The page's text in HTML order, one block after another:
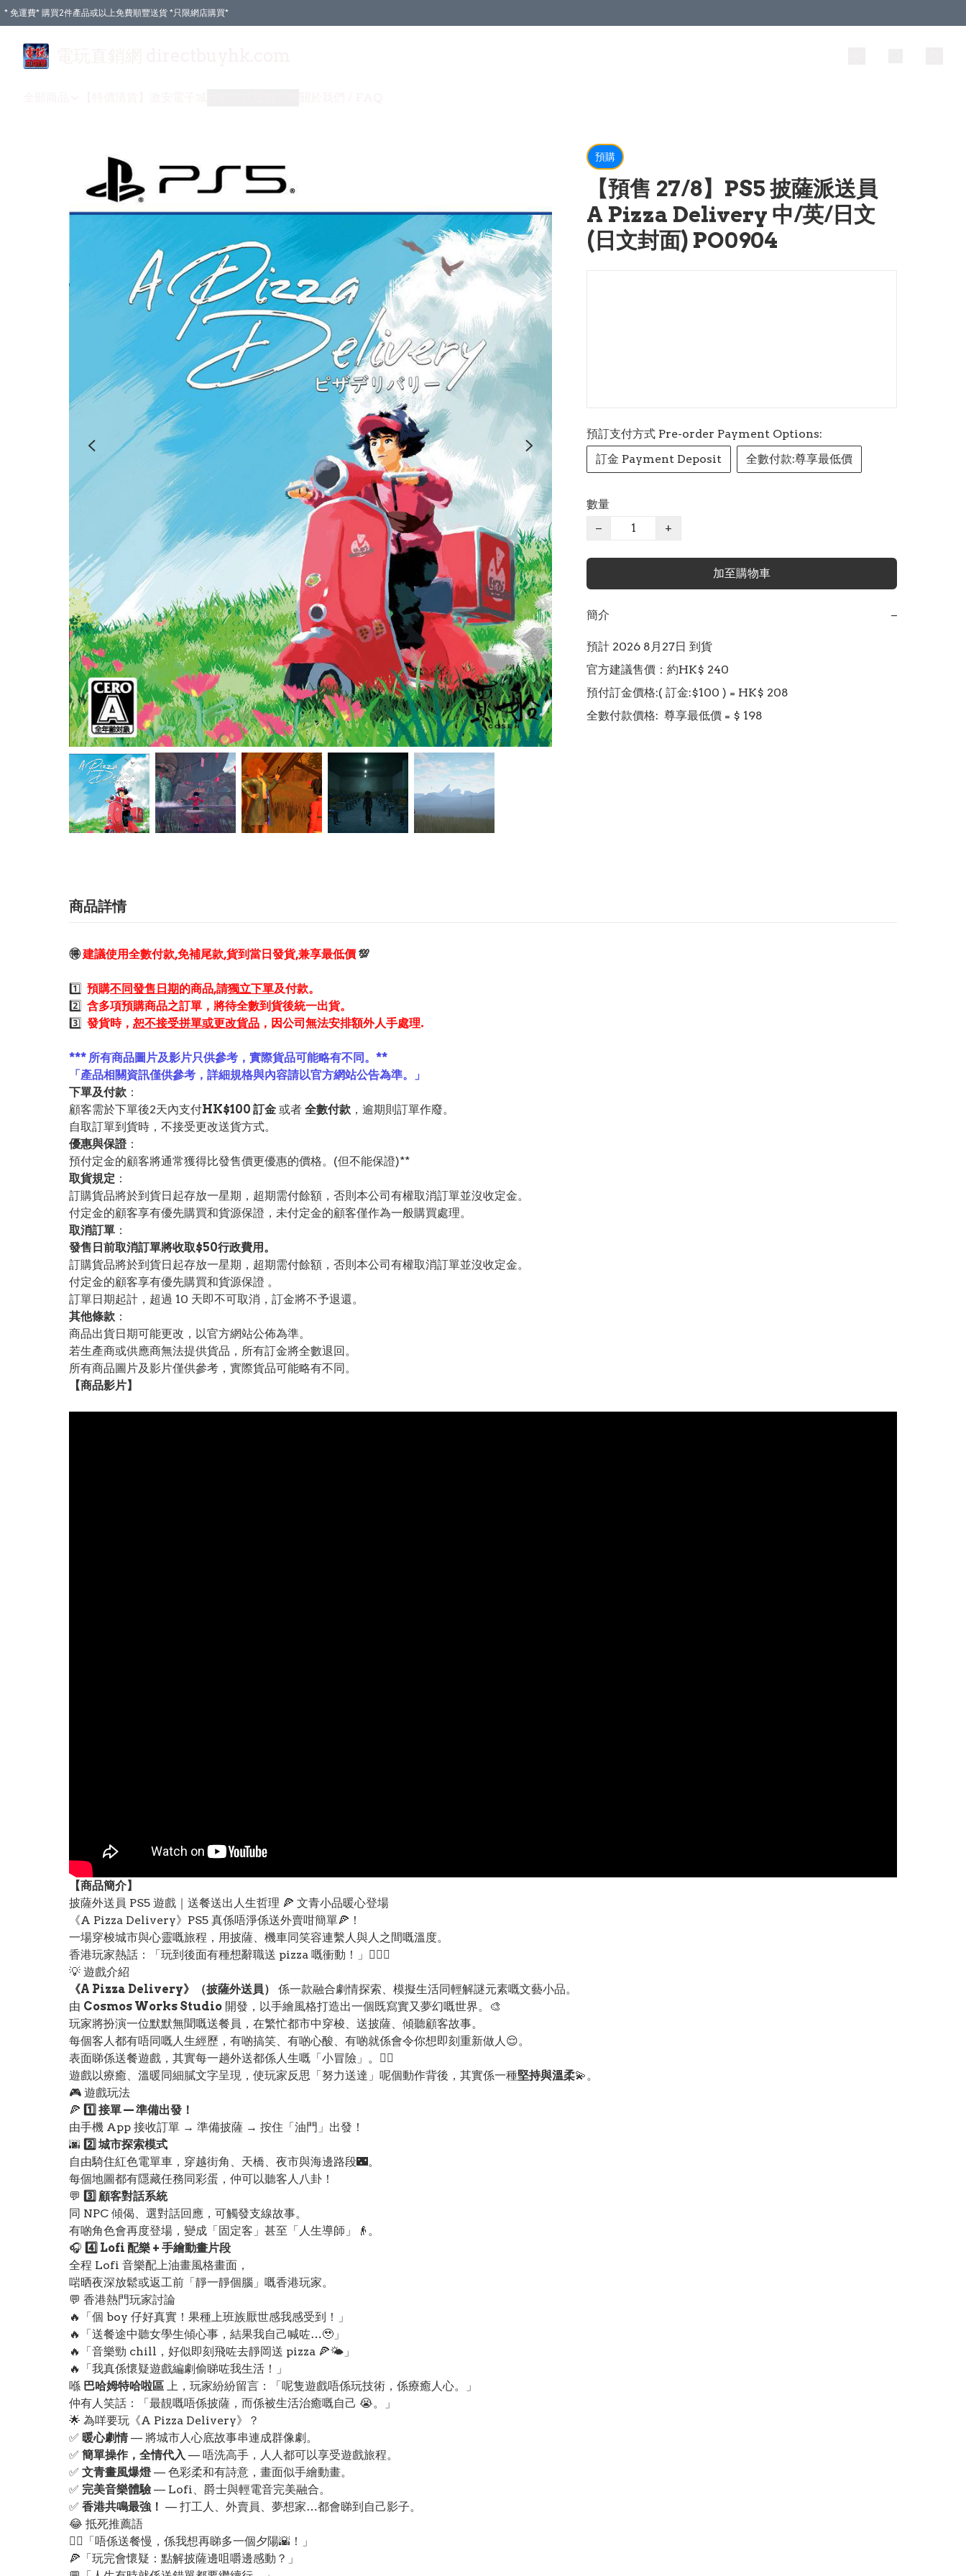
* 免運費* 購買2件產品或以上免費順豐送貨 *只限網店購買*
預購
【預售 27/8】PS5 披薩派送員
A Pizza Delivery 中/英/日文
(日文封面) PO0904
預訂支付方式 Pre-order Payment Options:
訂金 Payment Deposit
全數付款:尊享最低價
數量
−
+
加至購物車
簡介 −
預計 2026 8月27日 到貨
官方建議售價：約HK$ 240
預付訂金價格:( 訂金:$100 ) = HK$ 208
商品詳情
🉐建議使用全數付款,免補尾款,貨到當日發貨,兼享最低價 💯
1️⃣ 預購不同發售日期的商品,請獨立下單及付款。
2️⃣ 含多項預購商品之訂單，將待全數到貨後統一出貨。
3️⃣ 發貨時， 恕不接受拼單或更改貨品 ，因公司無法安排額外人手處理.
*** 所有商品圖片及影片只供參考，實際貨品可能略有不同。**
「產品相關資訊僅供參考，詳細規格與內容請以官方網站公告為準。」
下單及付款 ：
顧客需於下單後2天內支付HK$100 訂金 或者 全數付款 ，逾期則訂單作廢。
自取訂單到貨時，不接受更改送貨方式。
優惠與保證：
預付定金的顧客將通常獲得比發售價更優惠的價格。(但不能保證)**
取貨規定 ：
訂購貨品將於到貨日起存放一星期，超期需付餘額，否則本公司有權取消訂單並沒收定金。
付定金的顧客享有優先購買和貨源保證，未付定金的顧客僅作為一般購買處理。
取消訂單 ：
發售日前取消訂單將收取$50行政費用。
訂購貨品將於到貨日起存放一星期，超期需付餘額，否則本公司有權取消訂單並沒收定金。
付定金的顧客享有優先購買和貨源保證 。
訂單日期起計，超過 10 天即不可取消，訂金將不予退還。
其他條款 ：
商品出貨日期可能更改，以官方網站公佈為準。
若生產商或供應商無法提供貨品，所有訂金將全數退回。
所有商品圖片及影片僅供參考，實際貨品可能略有不同。
【商品影片】
【商品簡介】
披薩外送員 PS5 遊戲｜送餐送出人生哲理 🍕 文青小品暖心登場
《A Pizza Delivery》PS5 真係唔淨係送外賣咁簡單🍕！
一場穿梭城市與心靈嘅旅程，用披薩、機車同笑容連繫人與人之間嘅溫度。
香港玩家熱話：「玩到後面有種想辭職送 pizza 嘅衝動！」🚴‍♂️✨
💡 遊戲介紹
《A Pizza Delivery》（披薩外送員）
係一款融合劇情探索、模擬生活同輕解謎元素嘅文藝小品。
由 Cosmos Works Studio 開發，以手繪風格打造出一個既寫實又夢幻嘅世界。🎨
玩家將扮演一位默默無聞嘅送餐員，在繁忙都市中穿梭、送披薩、傾聽顧客故事。
每個客人都有唔同嘅人生經歷，有啲搞笑、有啲心酸、有啲就係會令你想即刻重新做人😌。
表面睇係送餐遊戲，其實每一趟外送都係人生嘅「小冒險」。🚴‍♀️
遊戲以療癒、溫暖同細膩文字呈現，使玩家反思「努力送達」呢個動作背後，其實係一種堅持與溫柔💫。
🎮 遊戲玩法
🍕 1️⃣ 接單 — 準備出發！
由手機 App 接收訂單 → 準備披薩 → 按住「油門」出發！
🌆 2️⃣ 城市探索模式
自由騎住紅色電單車，穿越街角、天橋、夜市與海邊路段🌃。
每個地圖都有隱藏任務同彩蛋，仲可以聽客人八卦！
💬 3️⃣ 顧客對話系統
同 NPC 傾偈、選對話回應，可觸發支線故事。
有啲角色會再度登場，變成「固定客」甚至「人生導師」👴。
🎧 4️⃣ Lofi 配樂 + 手繪動畫片段
全程 Lofi 音樂配上油畫風格畫面，
啱晒夜深放鬆或返工前「靜一靜個腦」嘅香港玩家。
💬 香港熱門玩家討論
🔥「個 boy 仔好真實！果種上班族厭世感我感受到！」
🔥「送餐途中聽女學生傾心事，結果我自己喊咗…🥹」
🔥「音樂勁 chill，好似即刻飛咗去靜岡送 pizza 🍕🌤️」
🔥「我真係懷疑遊戲編劇偷睇咗我生活！」
喺 巴哈姆特哈啦區 上，玩家紛紛留言：「呢隻遊戲唔係玩技術，係療癒人心。」
仲有人笑話：「最靚嘅唔係披薩，而係被生活治癒嘅自己 😭。」
🌟 為咩要玩《A Pizza Delivery》？
✅ 暖心劇情— 將城市人心底故事串連成群像劇。
✅ 簡單操作，全情代入 — 唔洗高手，人人都可以享受遊戲旅程。
✅ 文青畫風爆燈— 色彩柔和有詩意，畫面似手繪動畫。
✅ 完美音樂體驗 — Lofi、爵士與輕電音完美融合。
✅ 香港共鳴最強！ — 打工人、外賣員、夢想家…都會睇到自己影子。
😂 抵死推薦語
🚴‍♂️「唔係送餐慢，係我想再睇多一個夕陽🌇！」
🍕「玩完會懷疑：點解披薩邊咀嚼邊感動？」